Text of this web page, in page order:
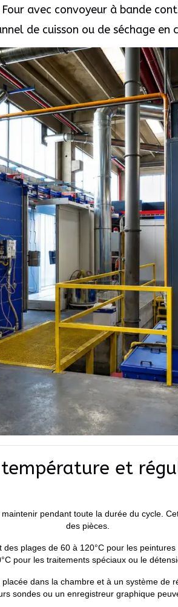
Four avec convoyeur à bande
de cuisson ou de séchage en
et
pendant toute la durée du cycle.
des pièces.
plages de 60 à 120°C pour les
pour les traitements spéciaux ou le
dans la chambre et à un système de
sondes ou un enregistreur graphique